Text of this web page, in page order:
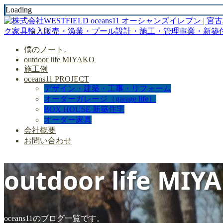
Loading
僕のノート。
outdoor life MIYAKO
施工例
oceans11 PROJECT
デザイン・建築・工事・リフォーム
オーダーガレージ（garage life）
BOX HOUSE 新築住宅
オーダー家具
会社概要
お問い合わせ
outdoor life
oceans11のブログ一覧です。